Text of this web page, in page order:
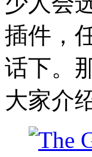
插件，
话下。
大家介